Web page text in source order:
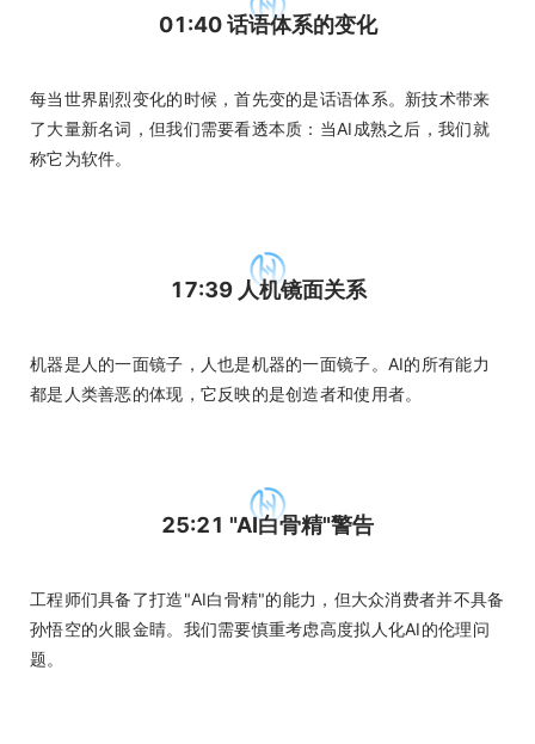
01:40 话语体系的变化
每当世界剧烈变化的时候，首先变的是话语体系。新技术带来
了大量新名词，但我们需要看透本质：当AI成熟之后，我们就
称它为软件。
17:39 人机镜面关系
机器是人的一面镜子，人也是机器的一面镜子。AI的所有能力
都是人类善恶的体现，它反映的是创造者和使用者。
25:21 "AI白骨精"警告
工程师们具备了打造"AI白骨精"的能力，但大众消费者并不具备
孙悟空的火眼金睛。我们需要慎重考虑高度拟人化AI的伦理问
题。